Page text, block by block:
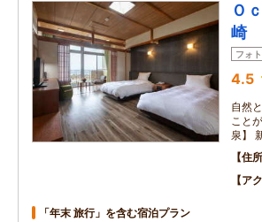
Ｏ
崎
フォ
4.5
自然
こと
泉】
住所
ア
「年末 旅行」を含む宿泊プラン